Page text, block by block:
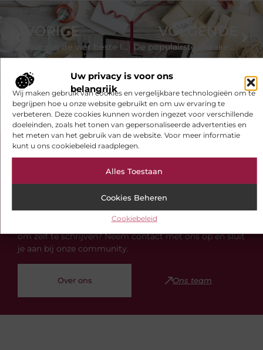
Uw privacy is voor ons
belangrijk
Wij maken gebruik van cookies en vergelijkbare technologieën om te
begrijpen hoe u onze website gebruikt en om uw ervaring te
verbeteren. Deze cookies kunnen worden ingezet voor verschillende
doeleinden, zoals het tonen van gepersonaliseerde advertenties en
het meten van het gebruik van de website. Voor meer informatie
kunt u ons cookiebeleid raadplegen.
Alles Toestaan
Cookies Beheren
Cookiebeleid
Bekijk meer informatie over
S-pat.nl is de plek voor blogs over diverse
onderwerpen. Of je nu op zoek bent naar inspiratie,
jouw kennis wilt delen of samenwerkingen wilt
aangaan, bij ons ben je aan het juiste adres. Interesse
om zelf te schrijven? Neem contact met ons op en sluit
je aan bij onze community.
Over ons Ons team
VORIGE
Wat zijn de vier beste luchtbuks merken?
VOLGENDE
De populairste sneaker van het afgelopen voorjaar